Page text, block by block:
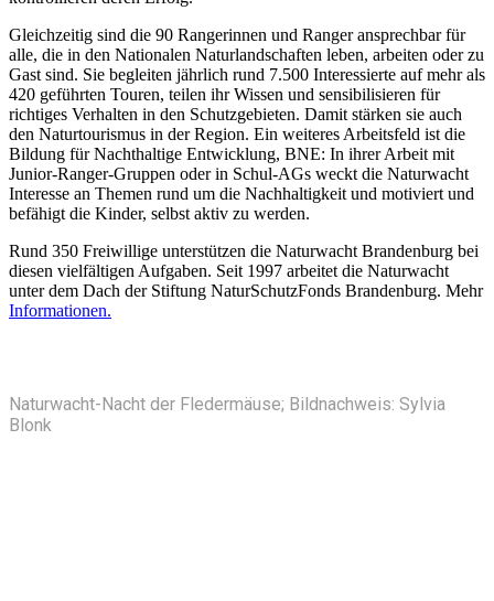
Gleichzeitig sind die 90 Rangerinnen und Ranger ansprechbar für
alle, die in den Nationalen Naturlandschaften leben, arbeiten oder zu
Gast sind. Sie begleiten jährlich rund 7.500 Interessierte auf mehr als
420 geführten Touren, teilen ihr Wissen und sensibilisieren für
richtiges Verhalten in den Schutzgebieten. Damit stärken sie auch
den Naturtourismus in der Region. Ein weiteres Arbeitsfeld ist die
Bildung für Nachthaltige Entwicklung, BNE: In ihrer Arbeit mit
Junior-Ranger-Gruppen oder in Schul-AGs weckt die Naturwacht
Interesse an Themen rund um die Nachhaltigkeit und motiviert und
befähigt die Kinder, selbst aktiv zu werden.
Rund 350 Freiwillige unterstützen die Naturwacht Brandenburg bei
diesen vielfältigen Aufgaben. Seit 1997 arbeitet die Naturwacht
unter dem Dach der Stiftung NaturSchutzFonds Brandenburg. Mehr
Informationen.
Naturwacht-Nacht der Fledermäuse; Bildnachweis: Sylvia
Blonk